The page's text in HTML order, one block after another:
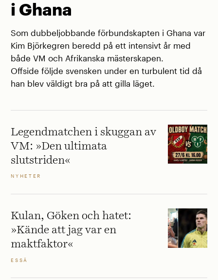
i Ghana
Som dubbeljobbande förbundskapten i Ghana var
Kim Björkegren beredd på ett intensivt år med
både VM och Afrikanska mästerskapen.
Offside följde svensken under en turbulent tid då
han blev väldigt bra på att gilla läget.
Legendmatchen i skuggan av
VM: »Den ultimata
slutstriden«
NYHETER
Kulan, Göken och hatet:
»Kände att jag var en
maktfaktor«
ESSÄ